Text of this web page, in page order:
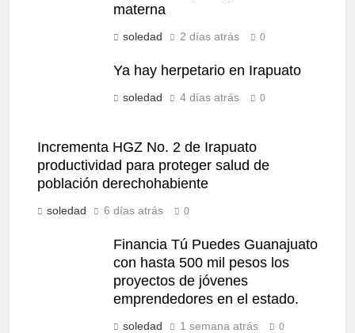
materna
soledad 2 días atrás 0
Ya hay herpetario en Irapuato
soledad 4 días atrás 0
Incrementa HGZ No. 2 de Irapuato
productividad para proteger salud de
población derechohabiente
soledad 6 días atrás 0
Financia Tú Puedes Guanajuato
con hasta 500 mil pesos los
proyectos de jóvenes
emprendedores en el estado.
soledad 1 semana atrás 0